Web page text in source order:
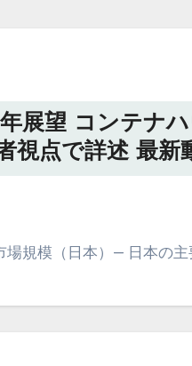
展望 コンテナ
視点で詳述 最新
場規模（日本）— 日本の